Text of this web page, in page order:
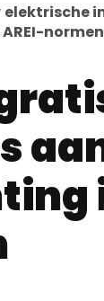
elektrische
AREI-normen